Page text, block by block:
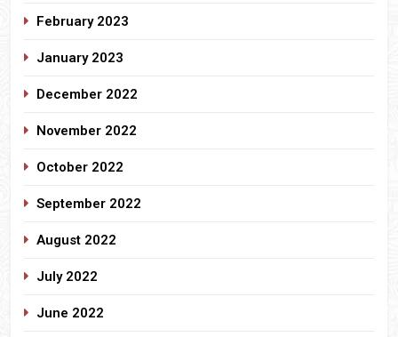
February 2023
January 2023
December 2022
November 2022
October 2022
September 2022
August 2022
July 2022
June 2022